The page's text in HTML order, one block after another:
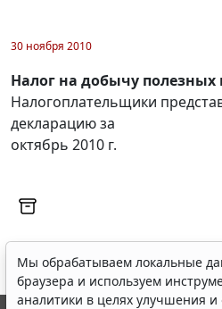
30 ноября 2010
Налог на добычу
Налогоплательщики
декларацию за
октябрь 2010 г.
Мы обрабатываем локальные
браузера и используем
аналитики в целях улучшения и